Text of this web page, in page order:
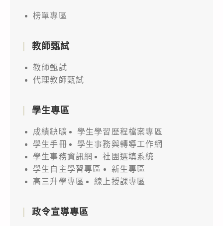
榜單專區
教師甄試
教師甄試
代理教師甄試
學生專區
成績缺曠
學生學習歷程檔案專區
學生手冊
學生事務與轉導工作網
學生事務資訊網
社團選填系統
學生自主學習專區
新生專區
高三升學專區
線上授課專區
政令宣導專區